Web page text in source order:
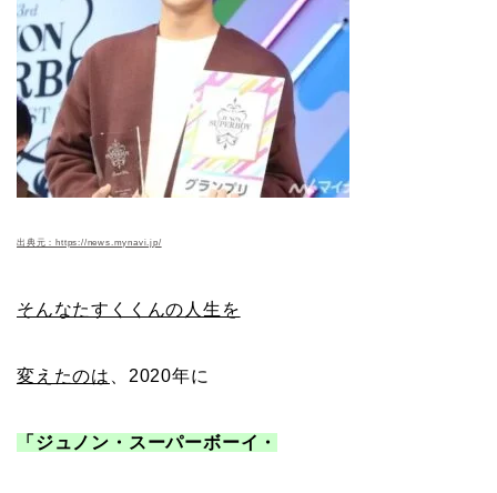
出典元：https://news.mynavi.jp/
そんなたすくくんの人生を
変えたのは 、2020年に
「ジュノン・スーパーボーイ・